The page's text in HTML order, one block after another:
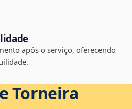
após o serviço, oferecendo
Torneira